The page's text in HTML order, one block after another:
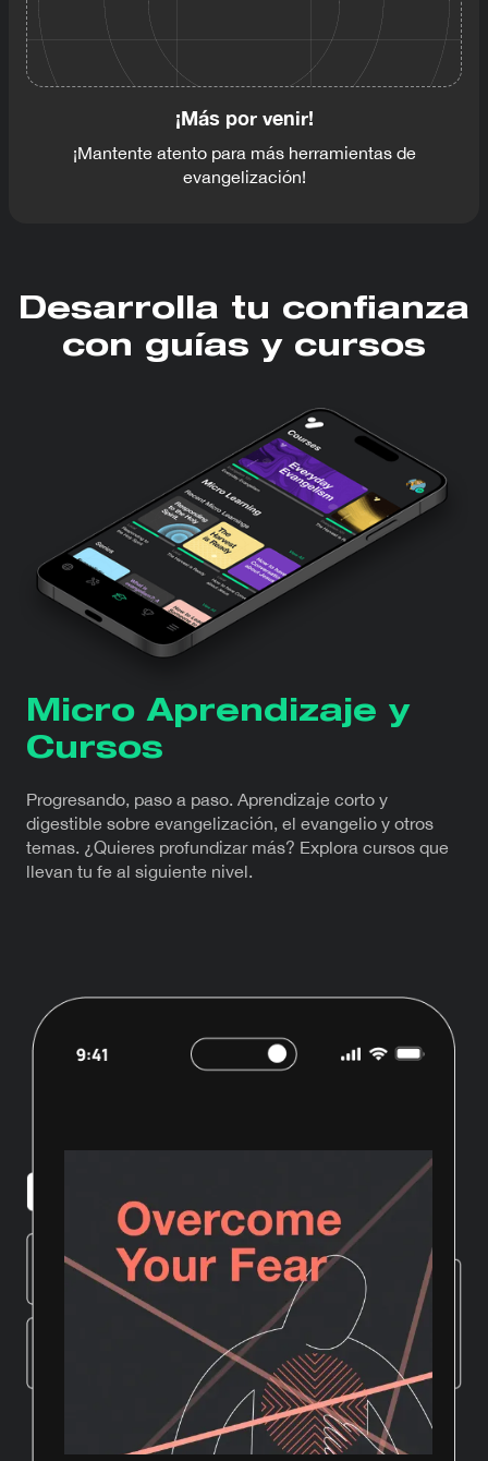
¡Más por venir!
¡Mantente atento para más herramientas de
evangelización!
Desarrolla tu confianza
con guías y cursos
Micro Aprendizaje y
Cursos
Progresando, paso a paso. Aprendizaje corto y
digestible sobre evangelización, el evangelio y otros
temas. ¿Quieres profundizar más? Explora cursos que
llevan tu fe al siguiente nivel.